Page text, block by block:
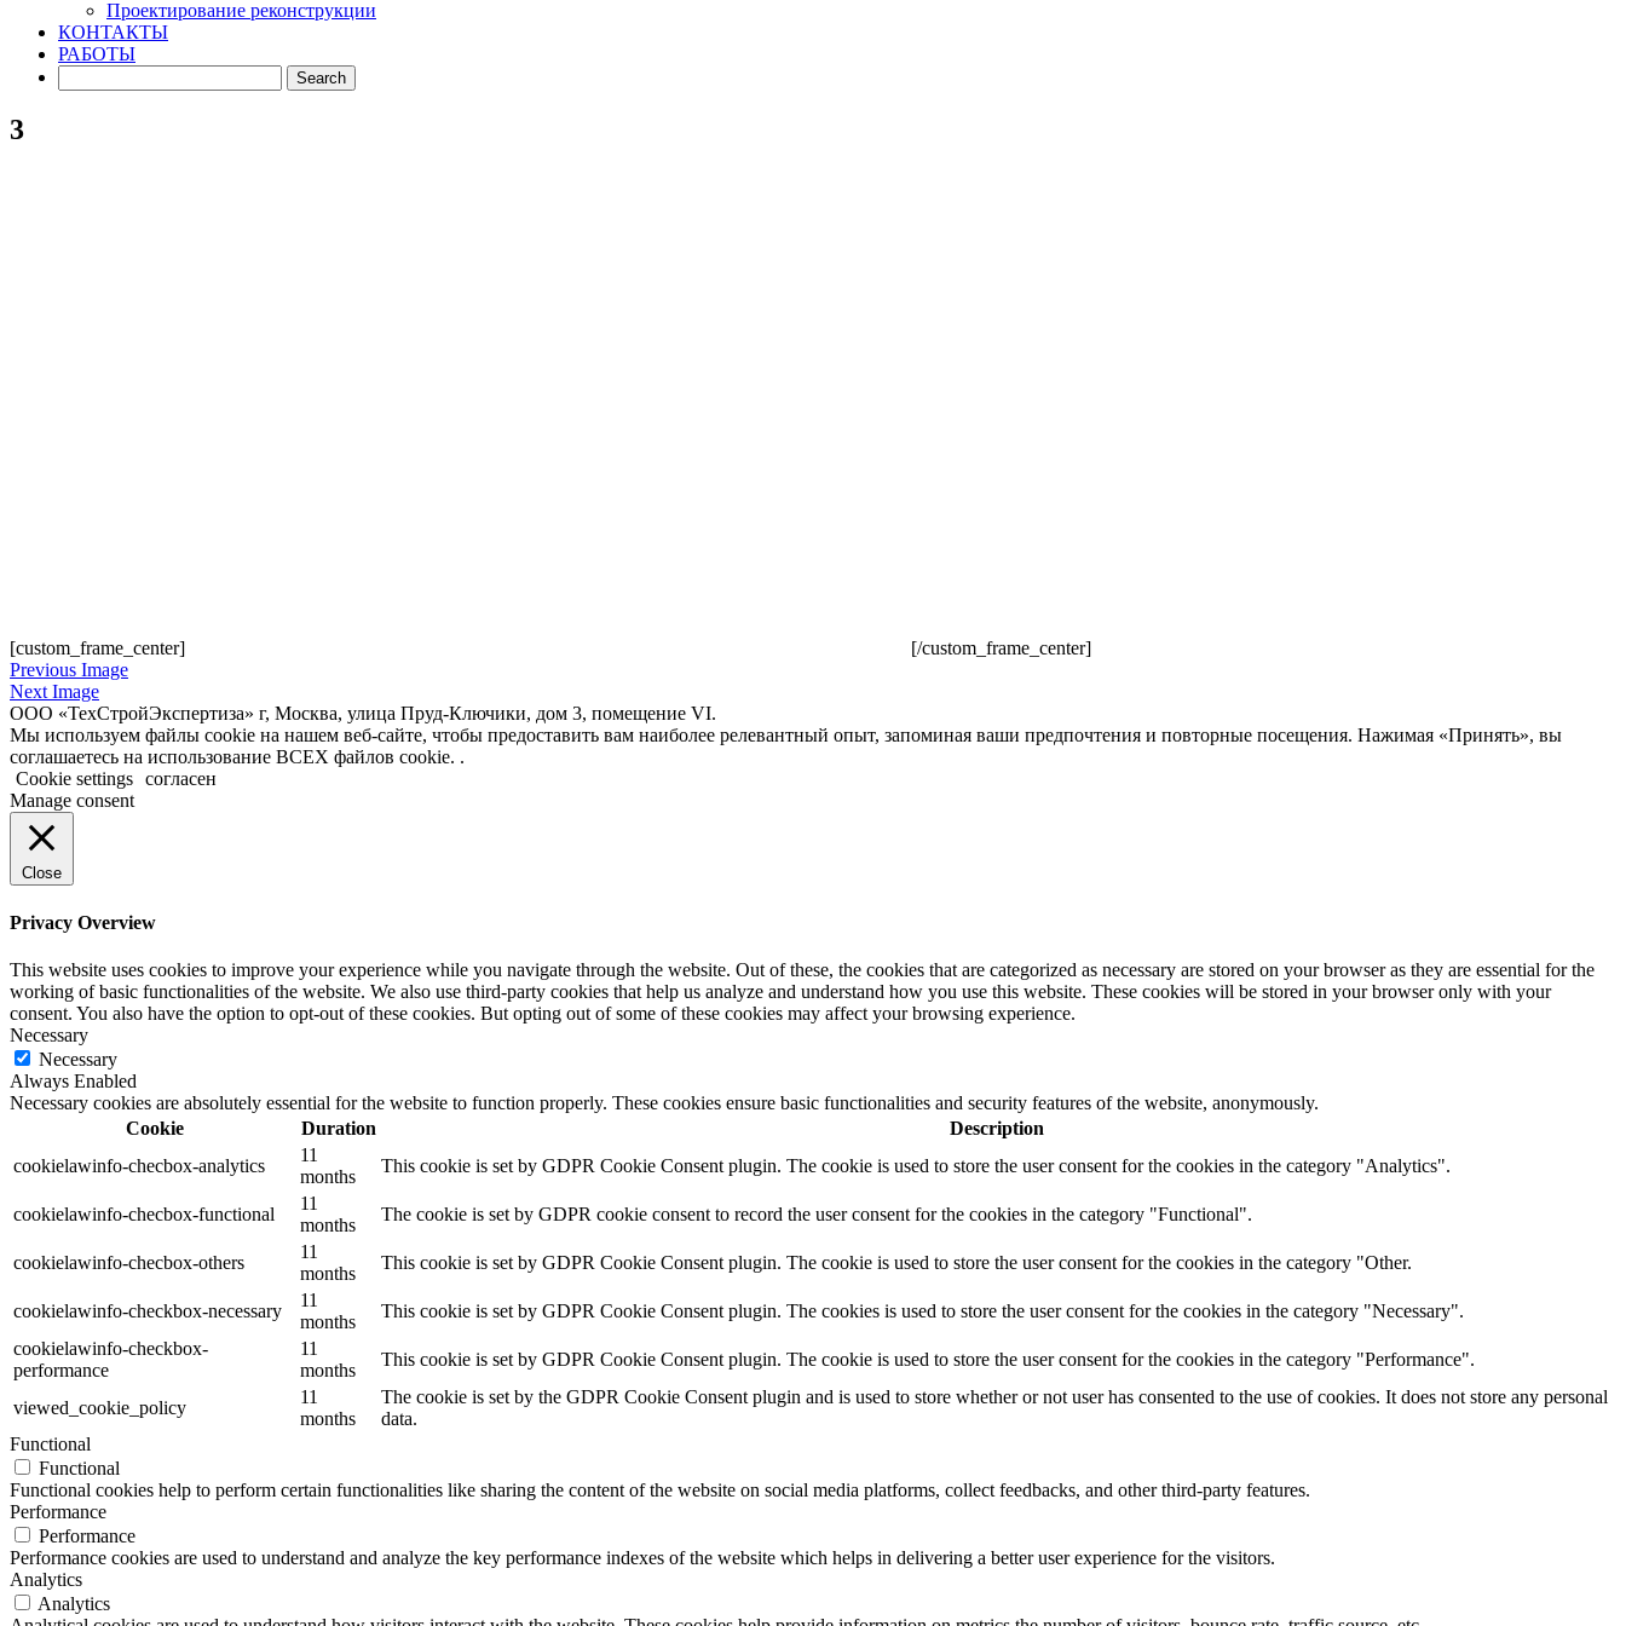
Проектирование реконструкции
КОНТАКТЫ
РАБОТЫ
3
[custom_frame_center]
[/custom_frame_center]
Previous Image
Next Image
ООО «ТехСтройЭкспертиза» г, Москва, улица Пруд-Ключики, дом 3, помещение VI.
Мы используем файлы cookie на нашем веб-сайте, чтобы предоставить вам наиболее релевантный опыт, запоминая ваши предпочтения и повторные посещения. Нажимая «Принять», вы
соглашаетесь на использование ВСЕХ файлов cookie. .
Cookie settings согласен
Manage consent
Close
Privacy Overview
This website uses cookies to improve your experience while you navigate through the website. Out of these, the cookies that are categorized as necessary are stored on your browser as they are essential for the
working of basic functionalities of the website. We also use third-party cookies that help us analyze and understand how you use this website. These cookies will be stored in your browser only with your
consent. You also have the option to opt-out of these cookies. But opting out of some of these cookies may affect your browsing experience.
Necessary
Necessary
Always Enabled
Necessary cookies are absolutely essential for the website to function properly. These cookies ensure basic functionalities and security features of the website, anonymously.
Cookie
Duration
Description
cookielawinfo-checbox-analytics
11
months
This cookie is set by GDPR Cookie Consent plugin. The cookie is used to store the user consent for the cookies in the category "Analytics".
cookielawinfo-checbox-functional
11
months
The cookie is set by GDPR cookie consent to record the user consent for the cookies in the category "Functional".
cookielawinfo-checbox-others
11
months
This cookie is set by GDPR Cookie Consent plugin. The cookie is used to store the user consent for the cookies in the category "Other.
cookielawinfo-checkbox-necessary
11
months
This cookie is set by GDPR Cookie Consent plugin. The cookies is used to store the user consent for the cookies in the category "Necessary".
cookielawinfo-checkbox-
performance
11
months
This cookie is set by GDPR Cookie Consent plugin. The cookie is used to store the user consent for the cookies in the category "Performance".
viewed_cookie_policy
11
months
The cookie is set by the GDPR Cookie Consent plugin and is used to store whether or not user has consented to the use of cookies. It does not store any personal
data.
Functional
Functional
Functional cookies help to perform certain functionalities like sharing the content of the website on social media platforms, collect feedbacks, and other third-party features.
Performance
Performance
Performance cookies are used to understand and analyze the key performance indexes of the website which helps in delivering a better user experience for the visitors.
Analytics
Analytics